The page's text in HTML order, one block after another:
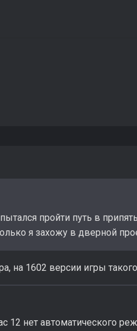
пройти путь в
я захожу в дверной
на 1602 версии игры
12 нет автоматического